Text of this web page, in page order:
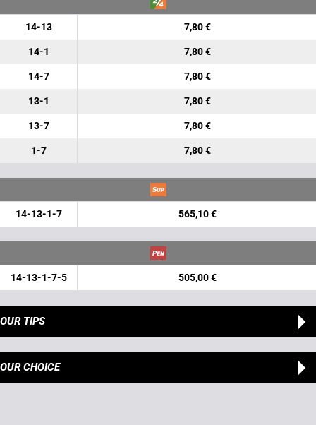
14-13 7,80 €
14-1 7,80 €
14-7 7,80 €
13-1 7,80 €
13-7 7,80 €
1-7 7,80 €
14-13-1-7 565,10 €
14-13-1-7-5 505,00 €
OUR TIPS
OUR CHOICE